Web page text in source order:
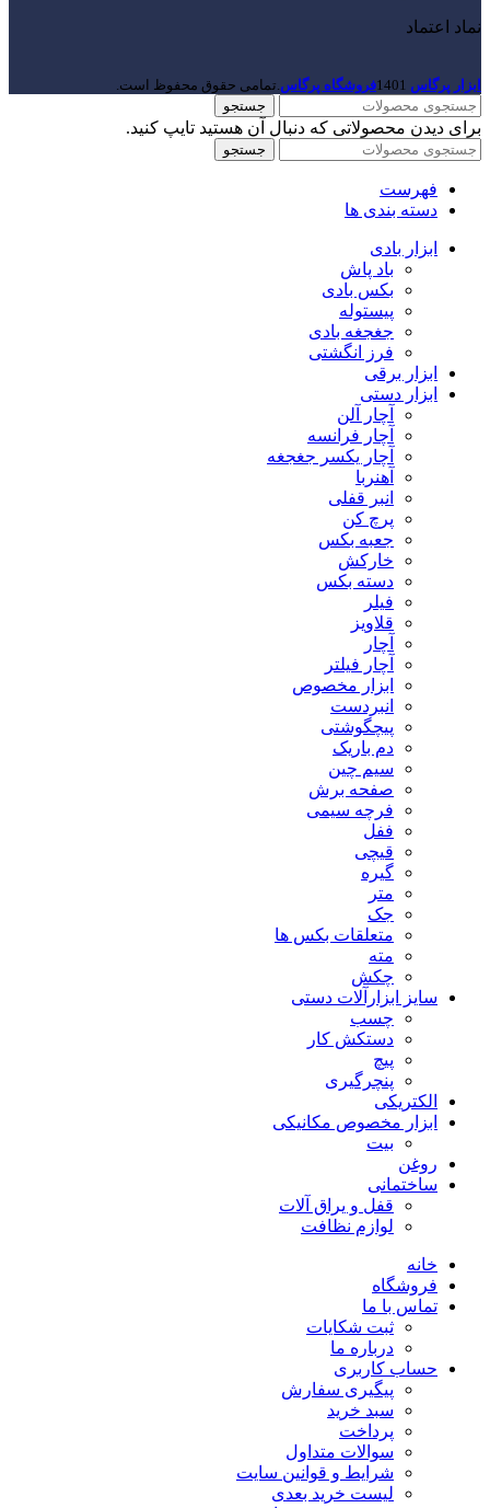
نماد اعتماد
ابزار پرگاس 1401فروشگاه پرگاس.تمامی حقوق محفوظ است.
جستجو
برای دیدن محصولاتی که دنبال آن هستید تایپ کنید.
جستجو
فهرست
دسته بندی ها
ابزار بادی
باد پاش
بکس بادی
پیستوله
جغجغه بادی
فرز انگشتی
ابزار برقی
ابزار دستی
آچار آلن
آچار فرانسه
آچار یکسر جغجغه
آهنربا
انبر قفلی
پرچ کن
جعبه بکس
خارکش
دسته بکس
فیلر
قلاویز
آچار
آچار فیلتر
ابزار مخصوص
انبردست
پیچگوشتی
دم باریک
سیم چین
صفحه برش
فرچه سیمی
ففل
قیچی
گیره
متر
جک
متعلقات بکس ها
مته
چکش
سایز ابزارآلات دستی
چسب
دستکش کار
پیچ
پنچرگیری
الکتریکی
ابزار مخصوص مکانیکی
بیت
روغن
ساختمانی
قفل و یراق آلات
لوازم نظافت
خانه
فروشگاه
تماس با ما
ثبت شکایات
درباره ما
حساب کاربری
پیگیری سفارش
سبد خرید
پرداخت
سوالات متداول
شرایط و قوانین سایت
لیست خرید بعدی